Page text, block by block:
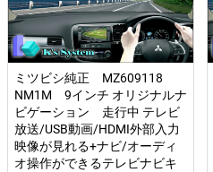
ミツビシ純正 MZ609118
NM1M 9インチ オリジナルナ
ビゲーション 走行中 テレビ
放送/USB動画/HDMI外部入力
映像が見れる+ナビ/オーディ
オ操作ができるテレビナビキ